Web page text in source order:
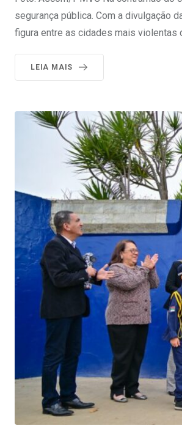
segurança pública. Com a divulgação
figura entre as cidades mais violentas
LEIA MAIS